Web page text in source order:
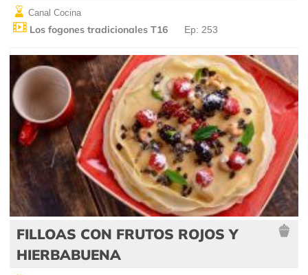
Canal Cocina
Los fogones tradicionales T16 Ep: 253
FILLOAS CON FRUTOS ROJOS Y
HIERBABUENA